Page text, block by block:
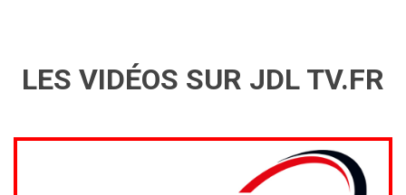
LES VIDÉOS SUR JDL TV.FR